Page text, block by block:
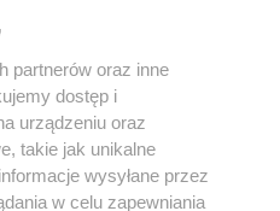
partnerów oraz inne
dostęp i
urządzeniu oraz
takie jak unikalne
wysyłane przez
w celu zapewniania